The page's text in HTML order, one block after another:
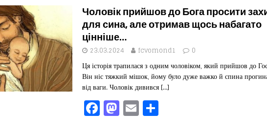
e
b
o
o
k
o
d
o
n
l ит
ис
я
Чоловік прийшов до Бога просити
для сина, але отримав щось набагато
цінніше…
23.03.2024 fcvomond1 0
Ця історія трапилася з одним чоловіком, який прийшов до
Він ніс тяжкий мішок, йому було дуже важко й спина
від ваги. Чоловік дивився […]
F
a
M
a
E
m